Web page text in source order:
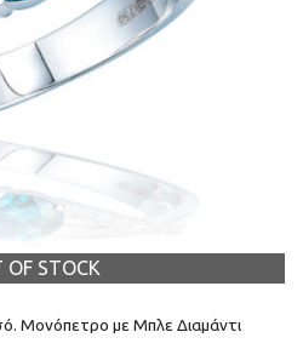
OF STOCK
Μονόπετρο με Μπλε Διαμάντι